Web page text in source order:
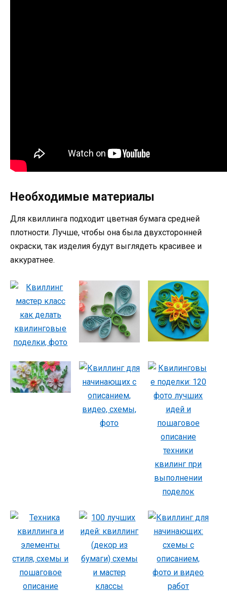
Необходимые материалы
Для квиллинга подходит цветная бумага средней
плотности. Лучше, чтобы она была двухсторонней
окраски, так изделия будут выглядеть красивее и
аккуратнее.